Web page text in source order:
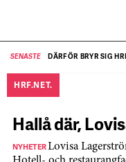
SENASTE DÄRFÖR BRYR SIG
HRF.NET.
Hallå där,
NYHETERLovisa